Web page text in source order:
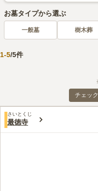
お墓タイプから選ぶ
一般墓 樹木葬
1-5/5件
チェッ
さいとくじ
最徳寺